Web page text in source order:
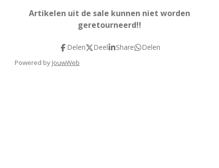
Artikelen uit de sale kunnen niet worden
geretourneerd!!
Delen Deel Share Delen
Powered by JouwWeb